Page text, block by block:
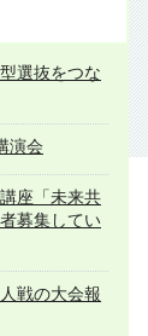
選抜をつな
演会
座「未来共
募集してい
戦の大会報